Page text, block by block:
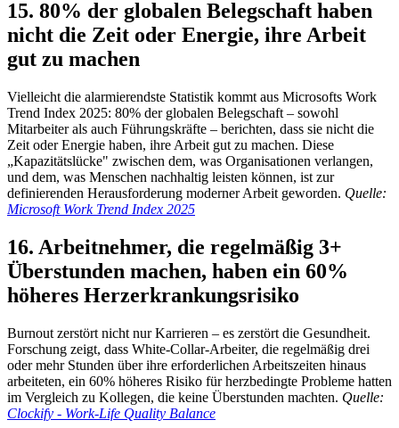
15. 80% der globalen Belegschaft haben
nicht die Zeit oder Energie, ihre Arbeit
gut zu machen
Vielleicht die alarmierendste Statistik kommt aus Microsofts Work
Trend Index 2025: 80% der globalen Belegschaft – sowohl
Mitarbeiter als auch Führungskräfte – berichten, dass sie nicht die
Zeit oder Energie haben, ihre Arbeit gut zu machen. Diese
„Kapazitätslücke" zwischen dem, was Organisationen verlangen,
und dem, was Menschen nachhaltig leisten können, ist zur
definierenden Herausforderung moderner Arbeit geworden. Quelle:
Microsoft Work Trend Index 2025
16. Arbeitnehmer, die regelmäßig 3+
Überstunden machen, haben ein 60%
höheres Herzerkrankungsrisiko
Burnout zerstört nicht nur Karrieren – es zerstört die Gesundheit.
Forschung zeigt, dass White-Collar-Arbeiter, die regelmäßig drei
oder mehr Stunden über ihre erforderlichen Arbeitszeiten hinaus
arbeiteten, ein 60% höheres Risiko für herzbedingte Probleme hatten
im Vergleich zu Kollegen, die keine Überstunden machten. Quelle:
Clockify - Work-Life Quality Balance